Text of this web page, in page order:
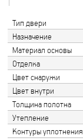
Тип двери
Назначение
Материал основы
Отделка
Цвет снаружи
Цвет внутри
Толщина полотна
Утепление
Контуры уплотнения